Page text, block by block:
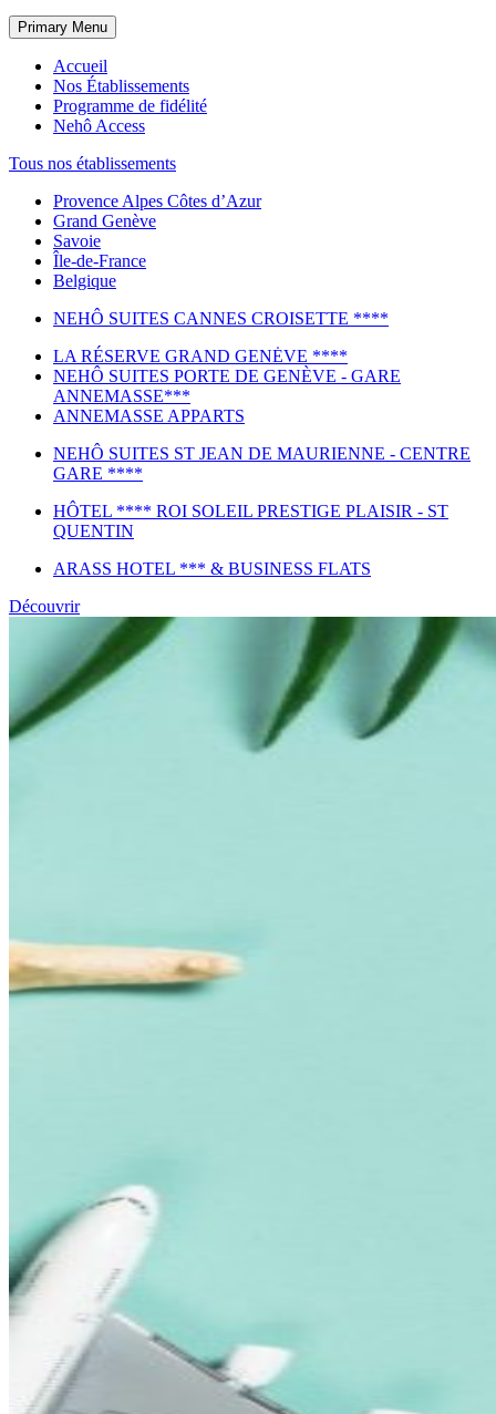
Primary Menu
Accueil
Nos Établissements
Programme de fidélité
Nehô Access
Tous nos établissements
Provence Alpes Côtes d’Azur
Grand Genève
Savoie
Île-de-France
Belgique
NEHÔ SUITES CANNES CROISETTE ****
LA RÉSERVE GRAND GENĖVE ****
NEHÔ SUITES PORTE DE GENÈVE - GARE
ANNEMASSE***
ANNEMASSE APPARTS
NEHÔ SUITES ST JEAN DE MAURIENNE - CENTRE
GARE ****
HÔTEL **** ROI SOLEIL PRESTIGE PLAISIR - ST
QUENTIN
ARASS HOTEL *** & BUSINESS FLATS
Découvrir